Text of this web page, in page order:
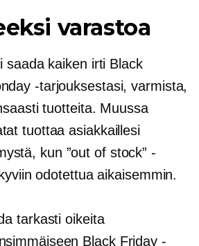
varastoa
saada kaiken irti Black
-tarjouksestasi, varmista,
tuotteita. Muussa
tuottaa asiakkaillesi
kun ”out of stock” -
odotettua aikaisemmin.
tarkasti oikeita
Black Friday -